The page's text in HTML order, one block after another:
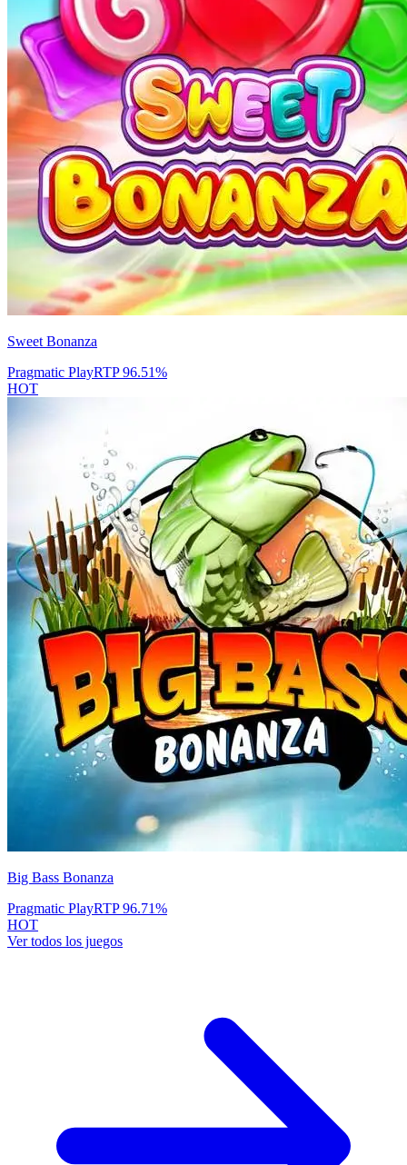
Sweet Bonanza
Pragmatic PlayRTP96.51%
HOT
Big Bass Bonanza
Pragmatic PlayRTP96.71%
HOT
Ver todos los juegos